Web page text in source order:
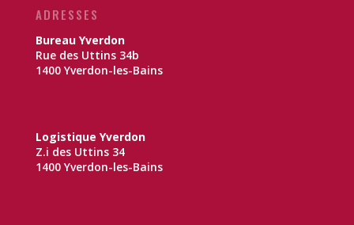
ADRESSES
Bureau Yverdon
Rue des Uttins 34b
1400 Yverdon-les-Bains
Logistique Yverdon
Z.i des Uttins 34
1400 Yverdon-les-Bains